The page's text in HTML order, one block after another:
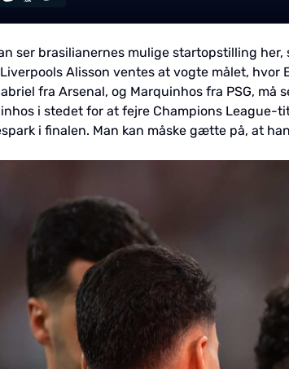
ser brasilianernes mulige startopstilling
Alisson ventes at vogte målet, hvor
fra Arsenal, og Marquinhos fra PSG,
i stedet for at fejre Champions
i finalen. Man kan måske gætte på, at